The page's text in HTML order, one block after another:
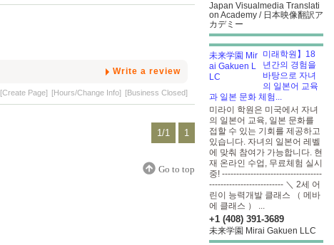
Write a review
[Create Page] [Hours/Change Info] [Business Closed]
1/1 1
Go to top
Japan Visualmedia Translati
on Academy / 日本映像翻訳ア
カデミー
미래학원】18
년간의 경험을
바탕으로 자녀
의 일본어 교육
과 일본 문화 체험...
미라이 학원은 미국에서 자녀
의 일본어 교육, 일본 문화를
접할 수 있는 기회를 제공하고
있습니다. 자녀의 일본어 레벨
에 맞춰 참여가 가능합니다. 현
재 온라인 수업, 무료체험 실시
중! -----------------------------------
-------------------------- ＼ 2세 어
린이 능력개발 클래스 （ 메바
에 클래스 ） ...
+1 (408) 391-3689
未来学園 Mirai Gakuen LLC